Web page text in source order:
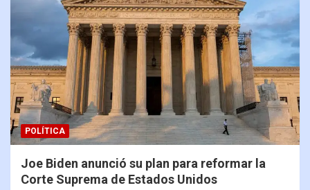
POLÍTICA
Joe Biden anunció su plan para reformar la
Corte Suprema de Estados Unidos